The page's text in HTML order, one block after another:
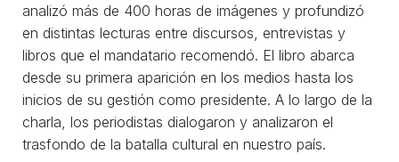
analizó más de 400 horas de imágenes y profundizó
en distintas lecturas entre discursos, entrevistas y
libros que el mandatario recomendó. El libro abarca
desde su primera aparición en los medios hasta los
inicios de su gestión como presidente. A lo largo de la
charla, los periodistas dialogaron y analizaron el
trasfondo de la batalla cultural en nuestro país.